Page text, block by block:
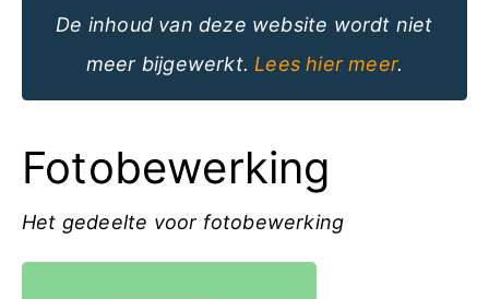
De inhoud van deze website wordt niet
meer bijgewerkt. Lees hier meer.
Fotobewerking
Het gedeelte voor fotobewerking